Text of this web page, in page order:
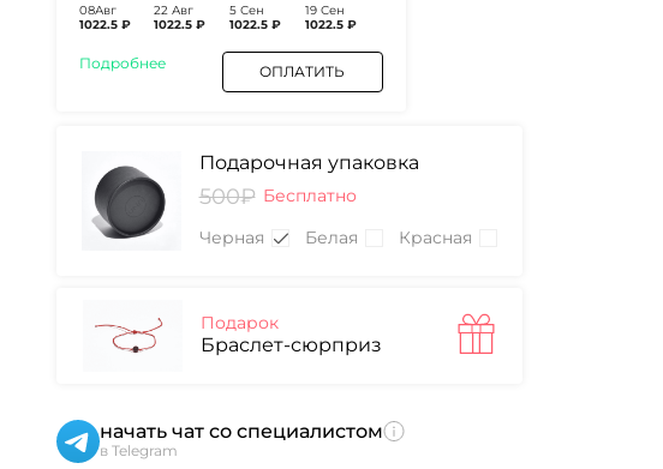
08Авг
1022.5 ₽
22 Авг
1022.5 ₽
5 Сен
1022.5 ₽
19 Сен
1022.5 ₽
Подробнее ОПЛАТИТЬ
Подарочная упаковка
500₽ Бесплатно
Черная
Белая Красная
Подарок
Браслет-сюрприз
начать чат со специалистом
в Telegram